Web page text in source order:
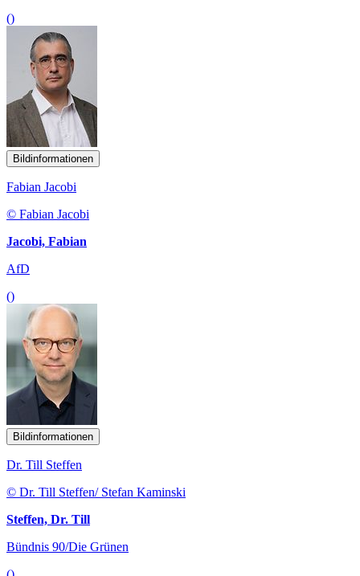
()
Bildinformationen
Fabian Jacobi
© Fabian Jacobi
Jacobi, Fabian
AfD
()
Bildinformationen
Dr. Till Steffen
© Dr. Till Steffen/ Stefan Kaminski
Steffen, Dr. Till
Bündnis 90/Die Grünen